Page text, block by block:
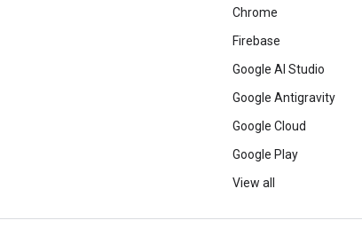
Chrome
Firebase
Google AI Studio
Google Antigravity
Google Cloud
Google Play
View all